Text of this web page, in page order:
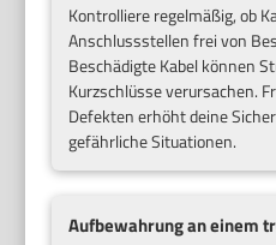
Kontrolliere regelmäßig, ob
Anschlussstellen frei von
Beschädigte Kabel können
Kurzschlüsse verursachen.
Defekten erhöht deine
gefährliche Situationen.
Aufbewahrung an einem